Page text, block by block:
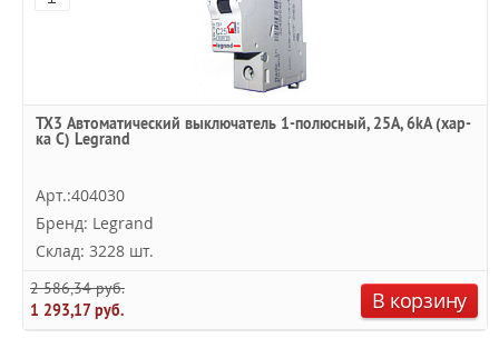
TX3 Автоматический выключатель 1-полюсный, 25А, 6kА (хар-
ка C) Legrand
Арт.:404030
Бренд: Legrand
Склад: 3228 шт.
2 586,34 руб.
1 293,17 руб.
В корзину